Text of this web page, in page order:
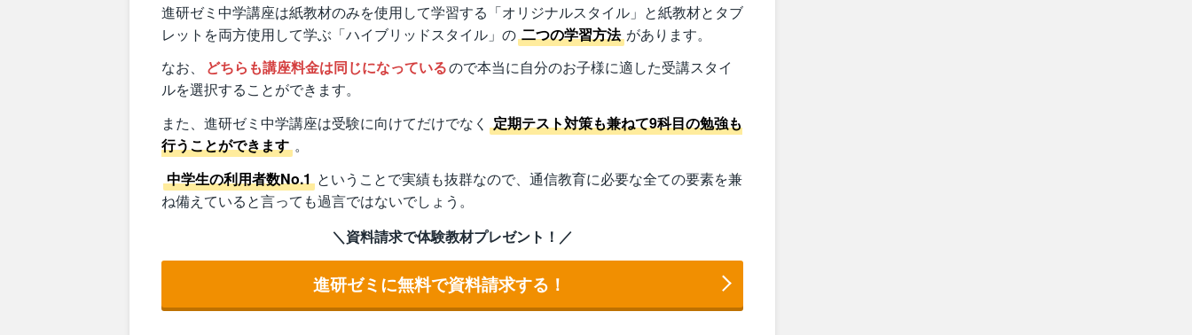
進研ゼミ中学講座は紙教材のみを使用して学習する「オリジナルスタイル」と紙教材とタブ
レットを両方使用して学ぶ「ハイブリッドスタイル」の 二つの学習方法 があります。
なお、
どちらも講座料金は同じになっているので本当に自分のお子様に適した受講スタイ
ルを選択することができます。
また、進研ゼミ中学講座は受験に向けてだけでなく 定期テスト対策も兼ねて9科目の勉強も
行うことができます 。
中学生の利用者数No.1 ということで実績も抜群なので、通信教育に必要な全ての要素を兼
ね備えていると言っても過言ではないでしょう。
＼資料請求で体験教材プレゼント！／
進研ゼミに無料で資料請求する！